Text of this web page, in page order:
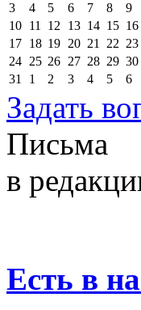
3
4 5 6 7 8
9
10 11 12 13 14 15 16
17 18 19 20 21 22 23
24 25 26 27 28 29 30
31
1 2 3 4 5 6
Задать
Письма
в
Есть в